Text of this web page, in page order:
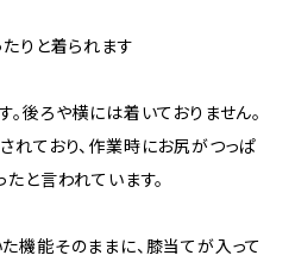
たりと着られます
後ろや横には着いておりません。
れており、作業時にお尻がつっぱ
と言われています。
機能そのままに、膝当てが入って